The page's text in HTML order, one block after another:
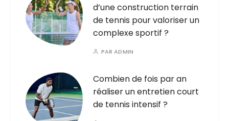
d’une construction terrain
de tennis pour valoriser un
complexe sportif ?
PARADMIN
Combien de fois par an
réaliser un entretien court
de tennis intensif ?